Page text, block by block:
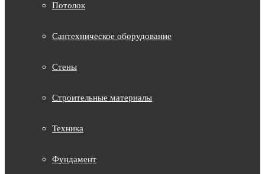
Потолок
Сантехническое оборудование
Стены
Строительные материалы
Техника
Фундамент